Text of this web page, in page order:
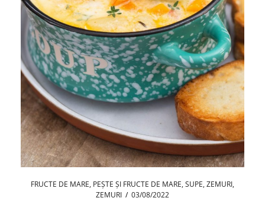
FRUCTE DE MARE, PEȘTE ȘI FRUCTE DE MARE, SUPE, ZEMURI,
ZEMURI / 03/08/2022